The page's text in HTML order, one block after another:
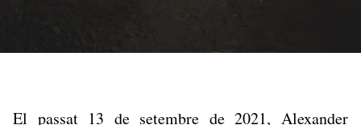
El passat 13 de setembre de 2021, Alexander